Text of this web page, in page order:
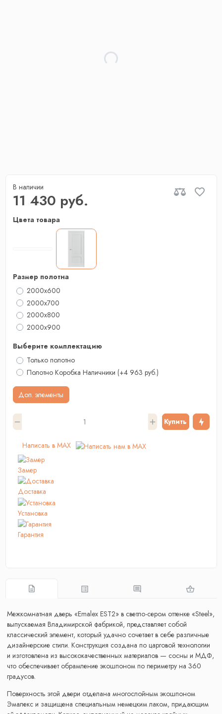
В наличии
11 430 руб.
Цвета товара
Размер полотна
2000x600
2000x700
2000х800
2000x900
Выберите комплектацию
Только полотно
Полотно Коробка Наличники (+4 963 руб.)
Доп. элементы
Купить
Написать в MAX
Замер
Доставка
Установка
Гарантия
Межкомнатная дверь «Emalex EST2» в светло-сером оттенке «Steel»,
выпускаемая Владимирской фабрикой, представляет собой
классический элемент, который удачно сочетает в себе различные
дизайнерские стили. Конструкция создана по царговой технологии
и изготовлена из высококачественных материалов — сосны и МДФ,
что обеспечивает обрамление экошпоном по периметру на 360
градусов.
Поверхность этой двери отделана многослойным экошпоном
Эмалекс и защищена специальным немецким лаком, придающим